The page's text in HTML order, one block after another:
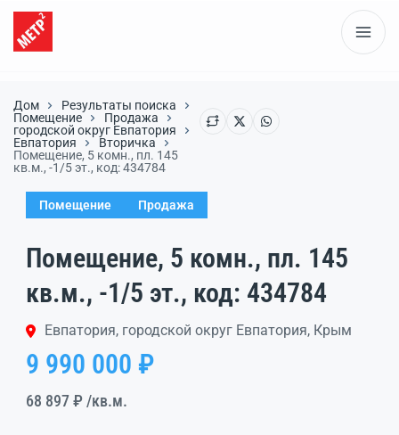
Дом
Результаты поиска
Помещение
Продажа
городской округ Евпатория
Евпатория
Вторичка
Помещение, 5 комн., пл. 145
кв.м., -1/5 эт., код: 434784
Помещение Продажа
Помещение, 5 комн., пл. 145
кв.м., -1/5 эт., код: 434784
Евпатория, городской округ Евпатория, Крым
9 990 000 ₽
68 897 ₽ /кв.м.